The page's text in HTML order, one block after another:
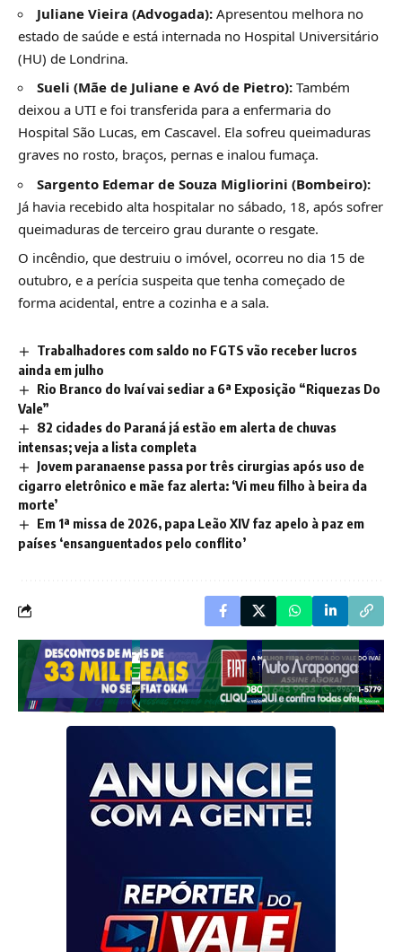
Juliane Vieira (Advogada): Apresentou melhora no
estado de saúde e está internada no Hospital Universitário
(HU) de Londrina.
Sueli (Mãe de Juliane e Avó de Pietro): Também
deixou a UTI e foi transferida para a enfermaria do
Hospital São Lucas, em Cascavel. Ela sofreu queimaduras
graves no rosto, braços, pernas e inalou fumaça.
Sargento Edemar de Souza Migliorini (Bombeiro):
Já havia recebido alta hospitalar no sábado, 18, após sofrer
queimaduras de terceiro grau durante o resgate.
O incêndio, que destruiu o imóvel, ocorreu no dia 15 de
outubro, e a perícia suspeita que tenha começado de
forma acidental, entre a cozinha e a sala.
Trabalhadores com saldo no FGTS vão receber lucros
ainda em julho
Rio Branco do Ivaí vai sediar a 6ª Exposição “Riquezas Do
Vale”
82 cidades do Paraná já estão em alerta de chuvas
intensas; veja a lista completa
Jovem paranaense passa por três cirurgias após uso de
cigarro eletrônico e mãe faz alerta: ‘Vi meu filho à beira da
morte’
Em 1ª missa de 2026, papa Leão XIV faz apelo à paz em
países ‘ensanguentados pelo conflito’